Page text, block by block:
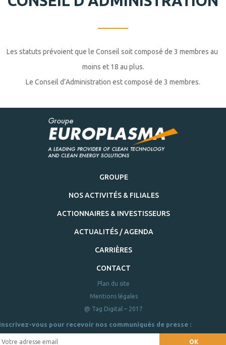
Les statuts prévoient que le Conseil soit composé de 3 membres au
moins et 18 au plus.
Le Conseil d’Administration est composé de 3 membres.
GROUPE
NOS ACTIVITÉS & FILIALES
ACTIONNAIRES & INVESTISSEURS
ACTUALITÉS / AGENDA
CARRIÈRES
CONTACT
Plan du site
Mentions légales
@ Tag Digital – 2017
vous pour recevoir nos communiqués de presse :